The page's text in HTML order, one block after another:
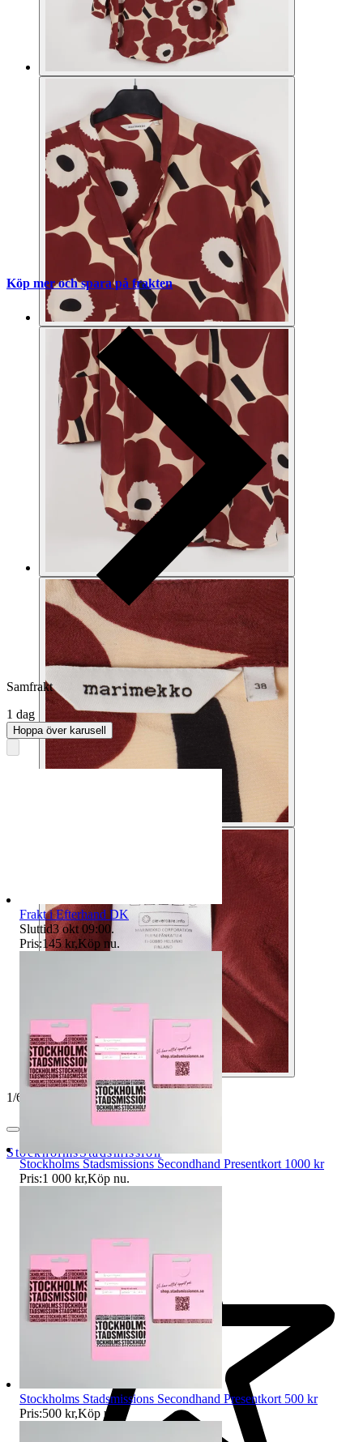
1/6
StockholmsStadsmission
Köp mer och spara på frakten
Samfrakt
1 dag
Hoppa över karusell
Frakt i Efterhand DK
Sluttid3 okt 09:00.
Pris:145 kr,Köp nu.
Stockholms Stadsmissions Secondhand Presentkort 1000 kr
Pris:1 000 kr,Köp nu.
Stockholms Stadsmissions Secondhand Presentkort 500 kr
Pris:500 kr,Köp nu